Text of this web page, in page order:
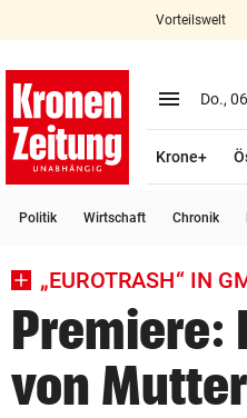
account_circle Anmelden
bookmark
search
Suchbegriff
eingeben
Vorteilswelt
menu Menü
Do.,
Krone+
Politik Wirtschaft Chronik
„EUROTRASH“ IN
Premiere:
von